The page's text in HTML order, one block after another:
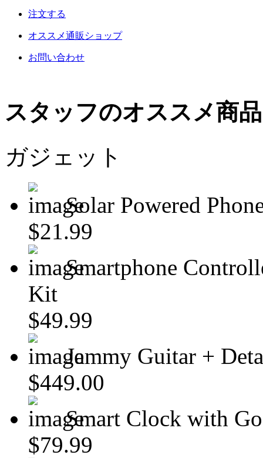
注文する
オススメ通販ショップ
お問い合わせ
スタッフのオススメ商品
ガジェット
Solar Powered
$21.99
Smartphone
Kit
$49.99
Jammy Guitar +
$449.00
Smart Clock with
$79.99